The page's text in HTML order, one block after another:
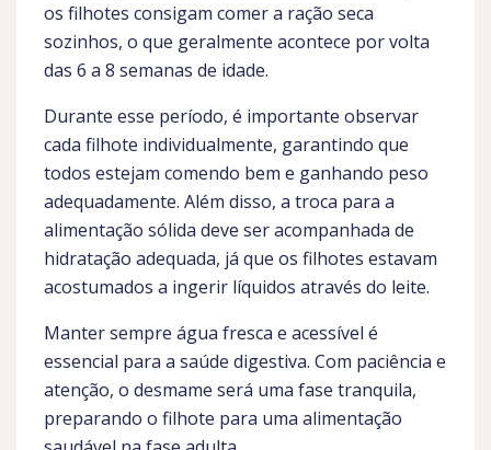
os filhotes consigam comer a ração seca
sozinhos, o que geralmente acontece por volta
das 6 a 8 semanas de idade.
Durante esse período, é importante observar
cada filhote individualmente, garantindo que
todos estejam comendo bem e ganhando peso
adequadamente. Além disso, a troca para a
alimentação sólida deve ser acompanhada de
hidratação adequada, já que os filhotes estavam
acostumados a ingerir líquidos através do leite.
Manter sempre água fresca e acessível é
essencial para a saúde digestiva. Com paciência e
atenção, o desmame será uma fase tranquila,
preparando o filhote para uma alimentação